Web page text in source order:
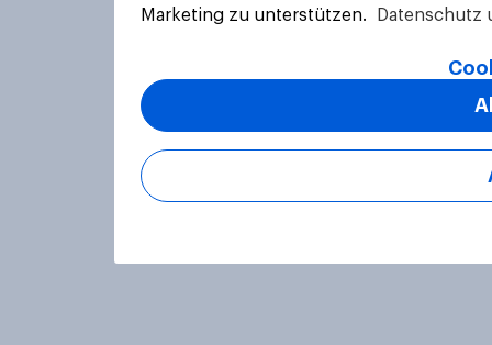
Marketing zu unterstützen. Datenschutz